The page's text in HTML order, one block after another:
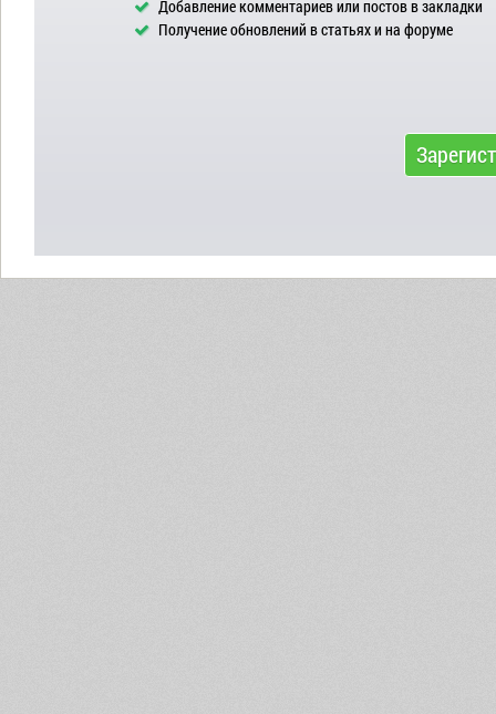
Добавление комментариев или постов в закладки
Получение обновлений в статьях и на форуме